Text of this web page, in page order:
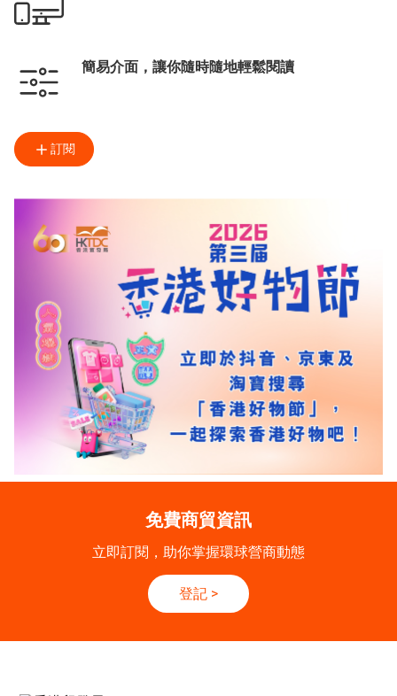
簡易介面，讓你隨時隨地輕鬆閱讀
訂閱
免費商貿資訊
立即訂閱，助你掌握環球營商動態
登記 >